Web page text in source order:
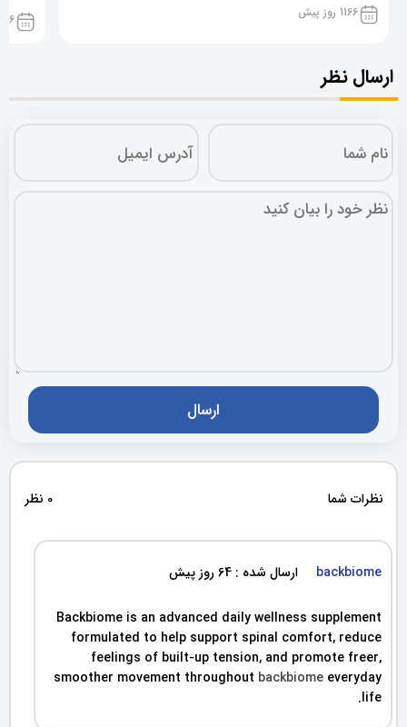
1166 روز پیش 1166
ارسال نظر
نظرات شما 0 نظر
backbiome ارسال شده : 64 روز پیش
Backbiome is an advanced daily wellness supplement
formulated to help support spinal comfort, reduce
feelings of built-up tension, and promote freer,
smoother movement throughout backbiome everyday
life.